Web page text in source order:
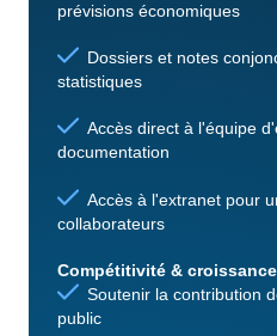
prévisions économiques
Dossiers et notes
statistiques
Accès direct à l'équipe
documentation
Accès à l'extranet pour
collaborateurs
Compétitivité & croissance
Soutenir la contribution
public